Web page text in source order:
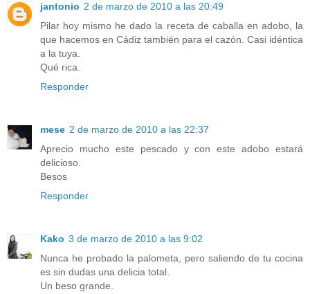
jantonio 2 de marzo de 2010 a las 20:49
Pilar hoy mismo he dado la receta de caballa en adobo, la
que hacemos en Cádiz también para el cazón. Casi idéntica
a la tuya.
Qué rica.
Responder
mese 2 de marzo de 2010 a las 22:37
Aprecio mucho este pescado y con este adobo estará
delicioso.
Besos
Responder
Kako 3 de marzo de 2010 a las 9:02
Nunca he probado la palometa, pero saliendo de tu cocina
es sin dudas una delicia total.
Un beso grande.